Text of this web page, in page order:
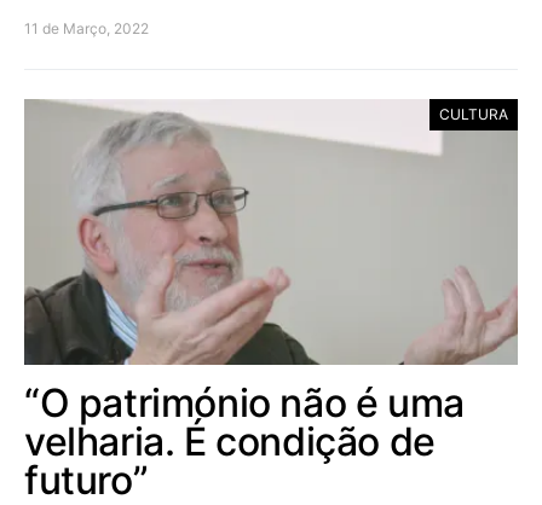
11 de Março, 2022
CULTURA
“O património não é uma
velharia. É condição de
futuro”